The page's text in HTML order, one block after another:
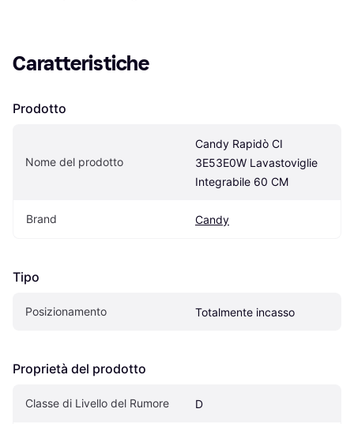
Caratteristiche
Prodotto
Nome del prodotto
Candy Rapidò CI
3E53E0W Lavastoviglie
Integrabile 60 CM
Brand Candy
Tipo
Posizionamento Totalmente incasso
Proprietà del prodotto
Classe di Livello del Rumore D